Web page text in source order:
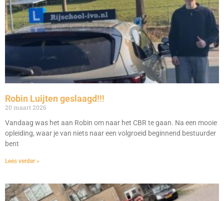
Robin Luijten geslaagd!!!
20 maart 2026
Vandaag was het aan Robin om naar het CBR te gaan. Na een mooie
opleiding, waar je van niets naar een volgroeid beginnend bestuurder
bent
Lees verder »